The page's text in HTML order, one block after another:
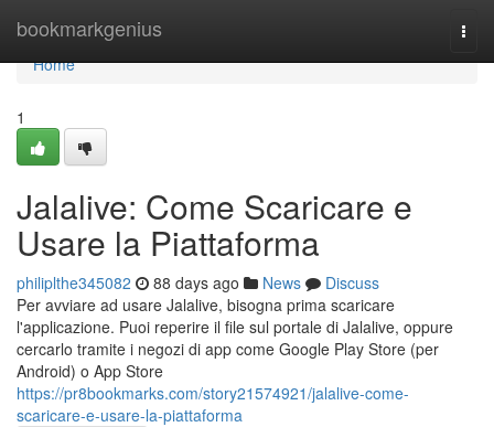
bookmarkgenius
Home
Home
1
Jalalive: Come Scaricare e
Usare la Piattaforma
philiplthe345082 88 days ago News
Discuss
Per avviare ad usare Jalalive, bisogna prima scaricare
l'applicazione. Puoi reperire il file sul portale di Jalalive, oppure
cercarlo tramite i negozi di app come Google Play Store (per
Android) o App Store
https://pr8bookmarks.com/story21574921/jalalive-come-
scaricare-e-usare-la-piattaforma